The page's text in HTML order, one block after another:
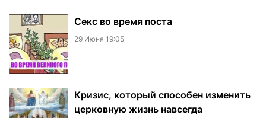
Секс во время поста
29 Июня 19:05
Кризис, который способен изменить
церковную жизнь навсегда